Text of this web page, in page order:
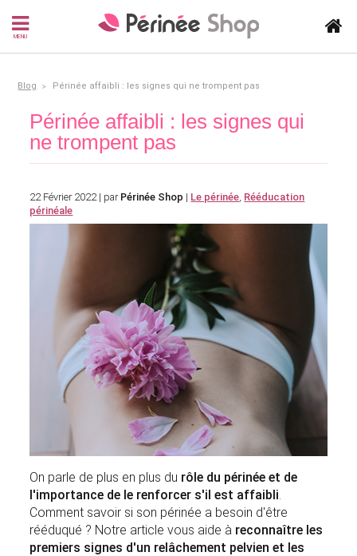
MENU
Blog Périnée affaibli : les signes qui ne trompent pas
Périnée affaibli : les signes qui
ne trompent pas
22 Février 2022 | par Périnée Shop | Le périnée Rééducation
périnéale
On parle de plus en plus du rôle du périnée et de
l'importance de le renforcer s'il est affaibli
Comment savoir si son périnée a besoin d'être
rééduqué ? Notre article vous aide à reconnaître les
premiers signes d'un relâchement pelvien et les